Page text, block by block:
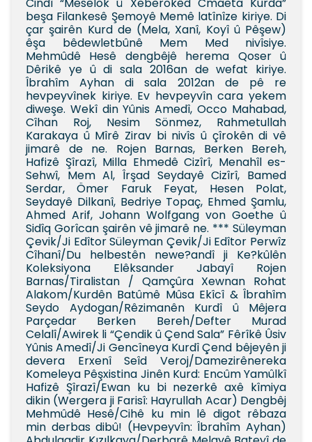
beşa Filankesê Şemoyê Memê latînîze kiriye. Di
çar şairên Kurd de (Mela, Xanî, Koyî û Pêşew)
êşa bêdewletbûnê Mem Med nivîsiye.
Mehmûdê Hesê dengbêjê herema Qoser û
Dêrikê ye û di sala 2016an de wefat kiriye.
Îbrahîm Ayhan di sala 2012an de pê re
hevpeyvînek kiriye. Ev hevpeyvîn cara yekem
diweşe. Wekî din Yûnis Amedî, Occo Mahabad,
Cîhan Roj, Nesim Sönmez, Rahmetullah
Karakaya û Mîrê Zirav bi nivîs û çîrokên di vê
jimarê de ne. Rojen Barnas, Berken Bereh,
Hafizê Şîrazî, Milla Ehmedê Cizîrî, Menahîl es-
Sehwî, Mem Al, Îrşad Seydayê Cizîrî, Bamed
Serdar, Ömer Faruk Feyat, Hesen Polat,
Seydayê Dilkanî, Bedriye Topaç, Ehmed Şamlu,
Ahmed Arif, Johann Wolfgang von Goethe û
Sidîq Gorîcan şairên vê jimarê ne. *** Süleyman
Çevik/Ji Edîtor Süleyman Çevik/Ji Edîtor Perwîz
Cîhanî/Du helbestên newe?andî ji Ke?kûlên
Koleksiyona Elêksander Jabayî Rojen
Barnas/Tiralistan / Qamçûra Xewnan Rohat
Alakom/Kurdên Batûmê Mûsa Ekîcî & Îbrahîm
Seydo Aydogan/Rêzimanên Kurdî û Mêjera
Parçedar Berken Bereh/Defter Murad
Celalî/Awirek li “Çendik û Çend Sala” Fêrîkê Ûsiv
Yûnis Amedî/Ji Gencîneya Kurdî Çend bêjeyên ji
devera Erxenî Seîd Veroj/Damezirênereka
Komeleya Pêşxistina Jinên Kurd: Encûm Yamûlkî
Hafizê Şîrazî/Ewan ku bi nezerkê axê kîmiya
dikin (Wergera ji Farisî: Hayrullah Acar) Dengbêj
Mehmûdê Hesê/Cihê ku min lê digot rêbaza
min derbas dibû! (Hevpeyvîn: Îbrahîm Ayhan)